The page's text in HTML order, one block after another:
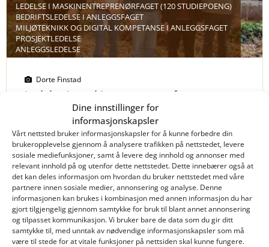
Dine innstillinger for
informasjonskapsler
Vårt nettsted bruker informasjonskapsler for å kunne forbedre din
brukeropplevelse gjennom å analysere trafikken på nettstedet, levere
sosiale mediefunksjoner, samt å levere deg innhold og annonser med
relevant innhold på og utenfor dette nettstedet. Dette innebærer også at
det kan deles informasjon om hvordan du bruker nettstedet med våre
partnere innen sosiale medier, annonsering og analyse. Denne
informasjonen kan brukes i kombinasjon med annen informasjon du har
gjort tilgjengelig gjennom samtykke for bruk til blant annet annonsering
og tilpasset kommunikasjon. Vi bruker bare de data som du gir ditt
samtykke til, med unntak av nødvendige informasjonskapsler som må
være til stede for at vitale funksjoner på nettsiden skal kunne fungere.
LEDELSE I MASKINENTREPRENØRFAGET (120 STUDIEPOENG)
BEDRIFTSLEDELSE I ANLEGGSFAGET
MILJØTEKNIKK OG DIGITAL KOMPETANSE I ANLEGGSFAGET
PROSJEKTLEDELSE
ANLEGGSLEDELSE
Dorte Finstad
Ledelse i maskinentreprenørfaget er
utvidet til 120 studiepoeng
Det er lagt til en ny modul som heter
«Miljøteknikk og digital kompetanse i
anleggsfaget», som fra høsten 2026 vil inngå i
Ledelse i maskinentreprenørfaget (120
studiepoeng)
Les mer